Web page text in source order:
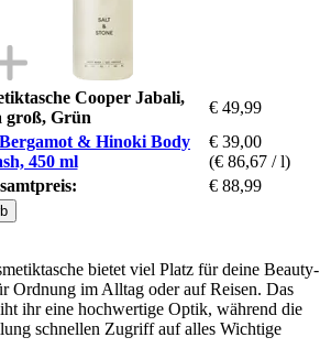
Cooper Jabali,
groß, Grün
€ 49,99
& Hinoki Body
450 ml
€ 39,00
(€ 86,67 / l)
€ 88,99
bietet viel Platz für deine Beauty-
Ordnung im Alltag oder auf Reisen. Das
ihr eine hochwertige Optik, während die
schnellen Zugriff auf alles Wichtige